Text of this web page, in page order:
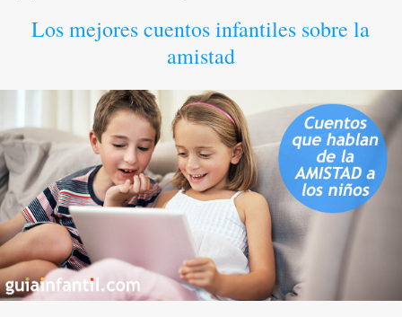
Los mejores cuentos infantiles sobre la
amistad